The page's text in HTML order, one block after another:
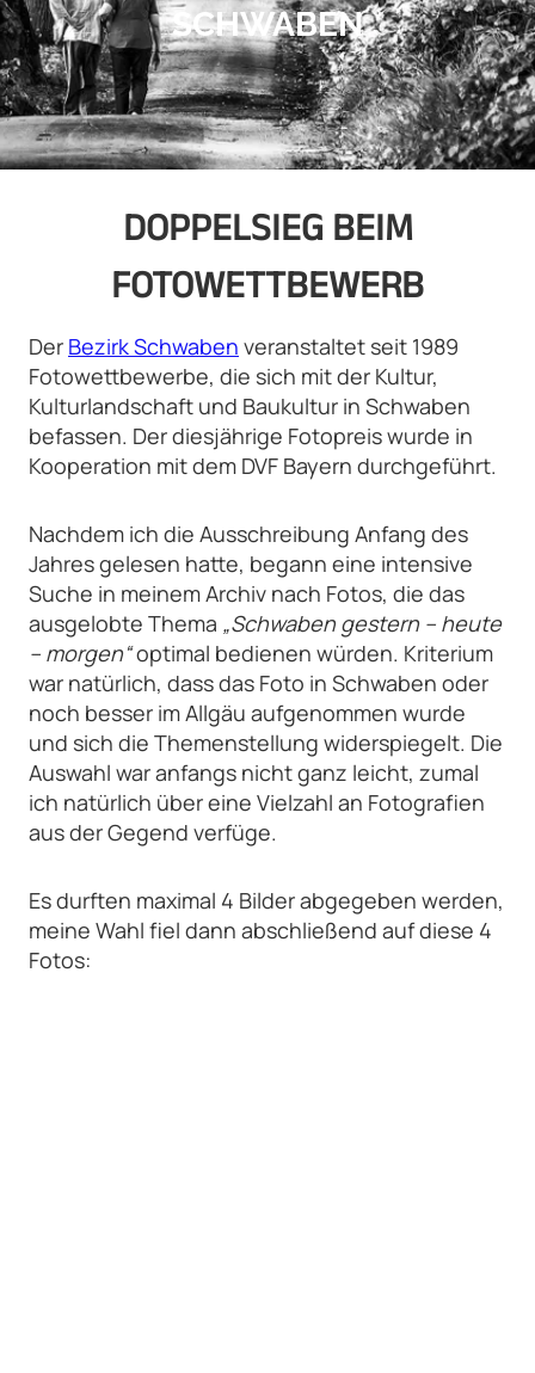
CHWABEN
DOPPELSIEG BEIM
FOTOWETTBEWERB
Der Bezirk Schwaben veranstaltet seit 1989
Fotowettbewerbe, die sich mit der Kultur,
Kulturlandschaft und Baukultur in Schwaben
befassen. Der diesjährige Fotopreis wurde in
Kooperation mit dem DVF Bayern durchgeführt.
Nachdem ich die Ausschreibung Anfang des
Jahres gelesen hatte, begann eine intensive
Suche in meinem Archiv nach Fotos, die das
ausgelobte Thema „Schwaben gestern – heute
– morgen“optimal bedienen würden. Kriterium
war natürlich, dass das Foto in Schwaben oder
noch besser im Allgäu aufgenommen wurde
und sich die Themenstellung widerspiegelt. Die
Auswahl war anfangs nicht ganz leicht, zumal
ich natürlich über eine Vielzahl an Fotografien
aus der Gegend verfüge.
Es durften maximal 4 Bilder abgegeben werden,
meine Wahl fiel dann abschließend auf diese 4
Fotos: